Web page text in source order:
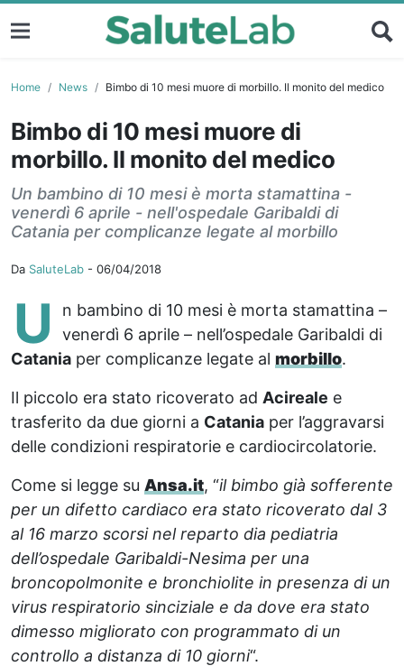
Home News Bimbo di 10 mesi muore di morbillo. Il monito del medico
Bimbo di 10 mesi muore di
morbillo. Il monito del medico
Un bambino di 10 mesi è morta stamattina -
venerdì 6 aprile - nell'ospedale Garibaldi di
Catania per complicanze legate al morbillo
Da SaluteLab - 06/04/2018
U
n bambino di 10 mesi è morta stamattina –
venerdì 6 aprile – nell’ospedale Garibaldi di
Catania per complicanze legate al morbillo.
Il piccolo era stato ricoverato ad Acireale e
trasferito da due giorni a Catania per l’aggravarsi
delle condizioni respiratorie e cardiocircolatorie.
Come si legge su Ansa.it, “il bimbo già sofferente
per un difetto cardiaco era stato ricoverato dal 3
al 16 marzo scorsi nel reparto dia pediatria
dell’ospedale Garibaldi-Nesima per una
broncopolmonite e bronchiolite in presenza di un
virus respiratorio sinciziale e da dove era stato
dimesso migliorato con programmato di un
controllo a distanza di 10 giorni“.